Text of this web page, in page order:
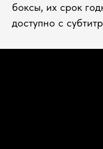
боксы, их срок
доступно с